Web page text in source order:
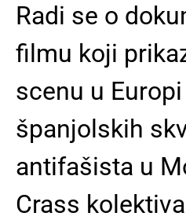
Radi se o
filmu koji
scenu u
španjolskih
antifašista u
Crass